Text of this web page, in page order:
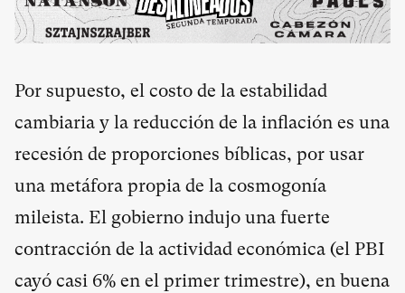
Por supuesto, el costo de la estabilidad
cambiaria y la reducción de la inflación es una
recesión de proporciones bíblicas, por usar
una metáfora propia de la cosmogonía
mileista. El gobierno indujo una fuerte
contracción de la actividad económica (el PBI
cayó casi 6% en el primer trimestre), en buena